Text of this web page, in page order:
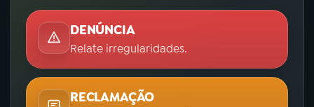
DENÚNCIA
Relate irregularidades.
RECLAMAÇÃO